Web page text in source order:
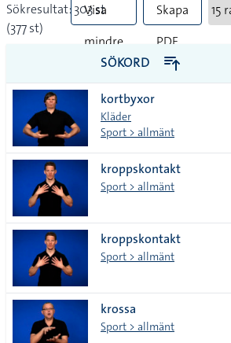
Sökresultat: 303 st
(377 st)
Visa
mindre
tecken
Skapa
PDF
SÖKORD
kortbyxor
Kläder
Sport > allmänt
kroppskontakt
Sport > allmänt
kroppskontakt
Sport > allmänt
krossa
Sport > allmänt